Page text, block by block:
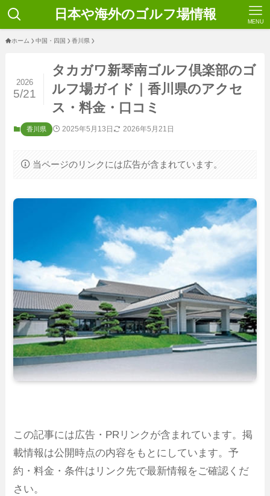
日本や海外のゴルフ場情報 MENU
ホーム 中国・四国 香川県
タカガワ新琴南ゴルフ倶楽部のゴ
ルフ場ガイド｜香川県のアクセ
ス・料金・口コミ
2026
5/21
香川県 2025年5月13日 2026年5月21日
当ページのリンクには広告が含まれています。
この記事には広告・PRリンクが含まれています。掲
載情報は公開時点の内容をもとにしています。予
約・料金・条件はリンク先で最新情報をご確認くだ
さい。